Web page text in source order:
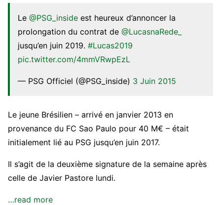
Le @PSG_inside est heureux d’annoncer la
prolongation du contrat de @LucasnaRede_
jusqu’en juin 2019. #Lucas2019
pic.twitter.com/4mmVRwpEzL
— PSG Officiel (@PSG_inside) 3 Juin 2015
Le jeune Brésilien – arrivé en janvier 2013 en
provenance du FC Sao Paulo pour 40 M€ – était
initialement lié au PSG jusqu’en juin 2017.
Il s’agit de la deuxième signature de la semaine après
celle de Javier Pastore lundi.
…read more